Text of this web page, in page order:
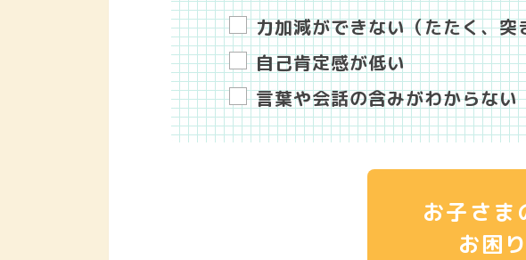
力加減ができない（たたく、突
自己肯定感が低い
言葉や会話の含みがわからない
お子さま
お困